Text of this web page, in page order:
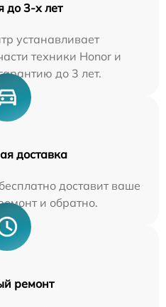
до 3-х лет
устанавливает
техники Honor и
до 3 лет.
доставка
доставит ваше
и обратно.
ремонт